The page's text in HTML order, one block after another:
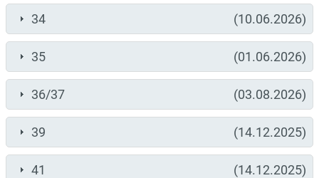
34 (10.06.2026)
35 (01.06.2026)
36/37 (03.08.2026)
39 (14.12.2025)
41 (14.12.2025)